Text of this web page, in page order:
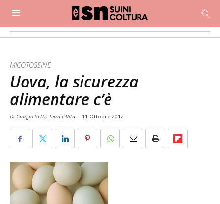
MICOTOSSINE
Uova, la sicurezza
alimentare c’è
Di Giorgio Setti, Terra e Vita - 11 Ottobre 2012